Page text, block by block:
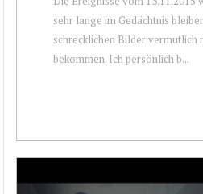
sehr lange im Gedächtnis
schrecklichen Bilder vermutlich
bekommen. Ich persönlich b...